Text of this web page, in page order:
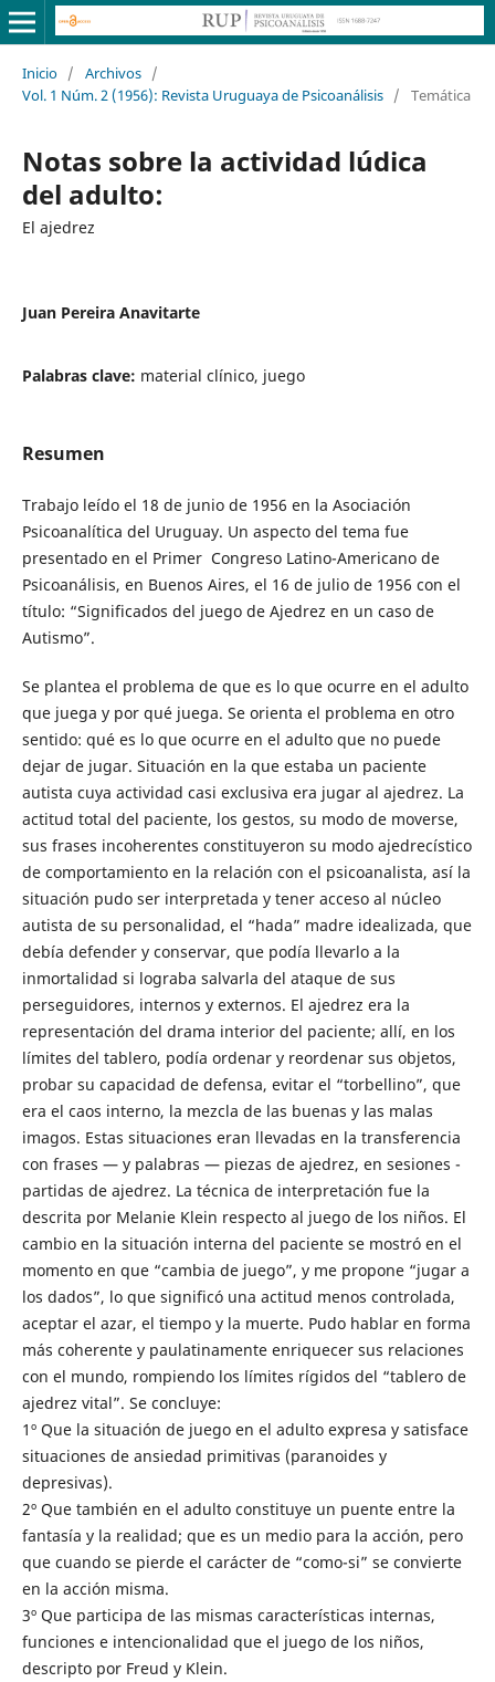
Inicio / Archivos /
Vol. 1 Núm. 2 (1956): Revista Uruguaya de Psicoanálisis / Temática
Notas sobre la actividad lúdica
del adulto:
El ajedrez
Juan Pereira Anavitarte
Palabras clave: material clínico, juego
Resumen
Trabajo leído el 18 de junio de 1956 en la Asociación
Psicoanalítica del Uruguay. Un aspecto del tema fue
presentado en el Primer Congreso Latino-Americano de
Psicoanálisis, en Buenos Aires, el 16 de julio de 1956 con el
título: “Significados del juego de Ajedrez en un caso de
Autismo”.
Se plantea el problema de que es lo que ocurre en el adulto
que juega y por qué juega. Se orienta el problema en otro
sentido: qué es lo que ocurre en el adulto que no puede
dejar de jugar. Situación en la que estaba un paciente
autista cuya actividad casi exclusiva era jugar al ajedrez. La
actitud total del paciente, los gestos, su modo de moverse,
sus frases incoherentes constituyeron su modo ajedrecístico
de comportamiento en la relación con el psicoanalista, así la
situación pudo ser interpretada y tener acceso al núcleo
autista de su personalidad, el “hada” madre idealizada, que
debía defender y conservar, que podía llevarlo a la
inmortalidad si lograba salvarla del ataque de sus
perseguidores, internos y externos. El ajedrez era la
representación del drama interior del paciente; allí, en los
límites del tablero, podía ordenar y reordenar sus objetos,
probar su capacidad de defensa, evitar el “torbellino”, que
era el caos interno, la mezcla de las buenas y las malas
imagos. Estas situaciones eran llevadas en la transferencia
con frases — y palabras — piezas de ajedrez, en sesiones -
partidas de ajedrez. La técnica de interpretación fue la
descrita por Melanie Klein respecto al juego de los niños. El
cambio en la situación interna del paciente se mostró en el
momento en que “cambia de juego”, y me propone “jugar a
los dados”, lo que significó una actitud menos controlada,
aceptar el azar, el tiempo y la muerte. Pudo hablar en forma
más coherente y paulatinamente enriquecer sus relaciones
con el mundo, rompiendo los límites rígidos del “tablero de
ajedrez vital”. Se concluye:
1º Que la situación de juego en el adulto expresa y satisface
situaciones de ansiedad primitivas (paranoides y
depresivas).
2º Que también en el adulto constituye un puente entre la
fantasía y la realidad; que es un medio para la acción, pero
que cuando se pierde el carácter de “como-si” se convierte
en la acción misma.
3º Que participa de las mismas características internas,
funciones e intencionalidad que el juego de los niños,
descripto por Freud y Klein.